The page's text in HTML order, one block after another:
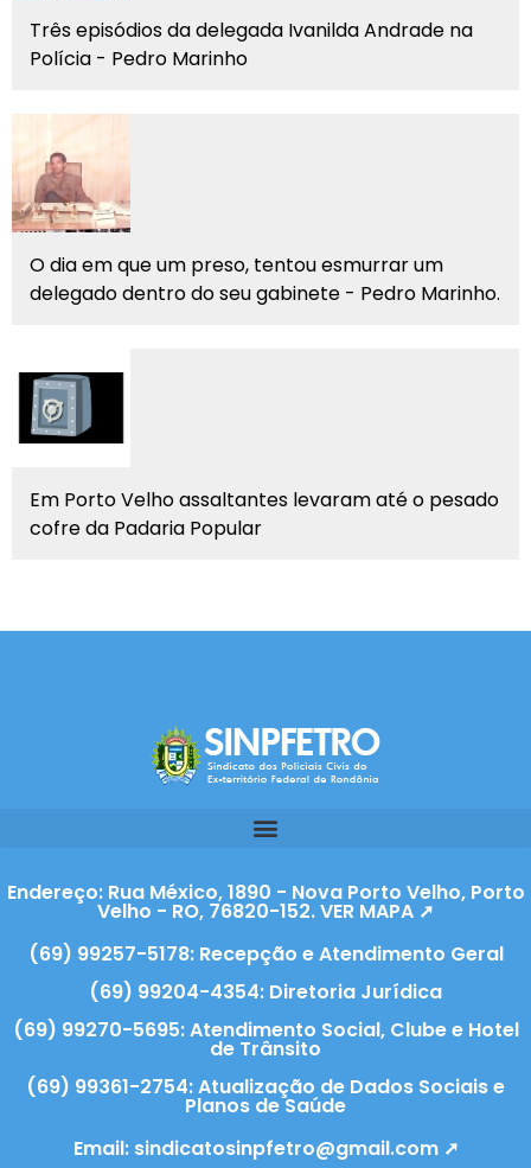
Três episódios da delegada Ivanilda Andrade na
Polícia - Pedro Marinho
O dia em que um preso, tentou esmurrar um
delegado dentro do seu gabinete - Pedro Marinho.
Em Porto Velho assaltantes levaram até o pesado
cofre da Padaria Popular
Endereço: Rua México, 1890 - Nova Porto Velho, Porto
Velho - RO, 76820-152. VER MAPA ➚
(69) 99257-5178: Recepção e Atendimento Geral
(69) 99204-4354: Diretoria Jurídica
(69) 99270-5695: Atendimento Social, Clube e Hotel
de Trânsito
(69) 99361-2754: Atualização de Dados Sociais e
Planos de Saúde
Email: sindicatosinpfetro@gmail.com ➚